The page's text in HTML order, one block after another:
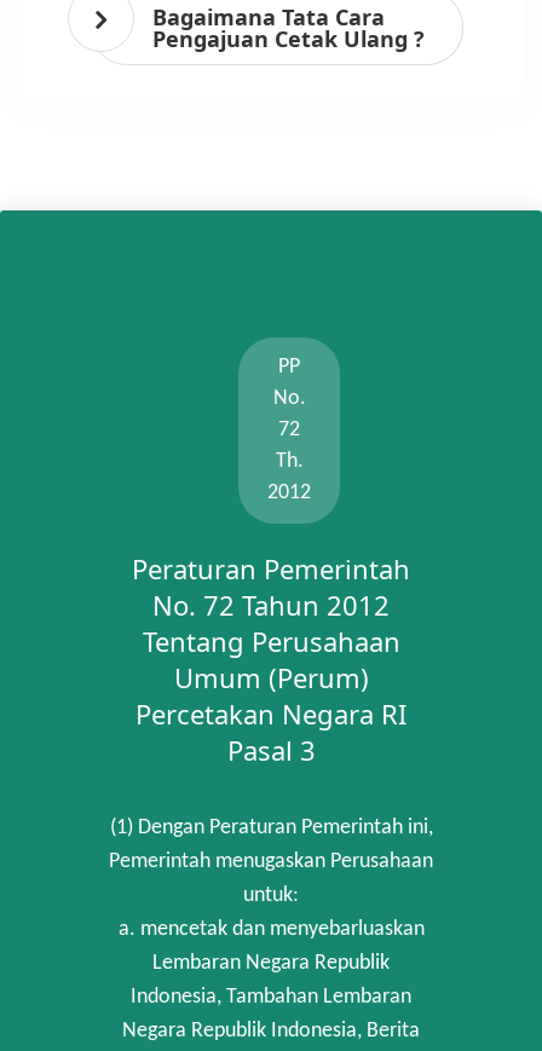
Bagaimana Tata Cara
Pengajuan Cetak Ulang ?
PP
No.
72
Th.
2012
Peraturan Pemerintah
No. 72 Tahun 2012
Tentang Perusahaan
Umum (Perum)
Percetakan Negara RI
Pasal 3
(1) Dengan Peraturan Pemerintah ini,
Pemerintah menugaskan Perusahaan
untuk:
a. mencetak dan menyebarluaskan
Lembaran Negara Republik
Indonesia, Tambahan Lembaran
Negara Republik Indonesia, Berita